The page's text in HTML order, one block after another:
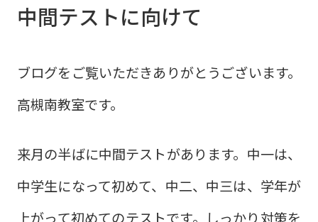
中間テストに向けて
ブログをご覧いただきありがとうございます。
高槻南教室です。
来月の半ばに中間テストがあります。中一は、
中学生になって初めて、中二、中三は、学年が